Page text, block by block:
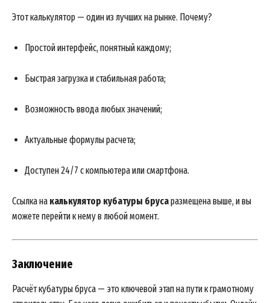
Этот калькулятор — один из лучших на рынке. Почему?
Простой интерфейс, понятный каждому;
Быстрая загрузка и стабильная работа;
Возможность ввода любых значений;
Актуальные формулы расчета;
Доступен 24/7 с компьютера или смартфона.
Ссылка на калькулятор кубатуры брусаразмещена выше, и вы
можете перейти к нему в любой момент.
Заключение
Расчёт кубатуры бруса — это ключевой этап на пути к грамотному